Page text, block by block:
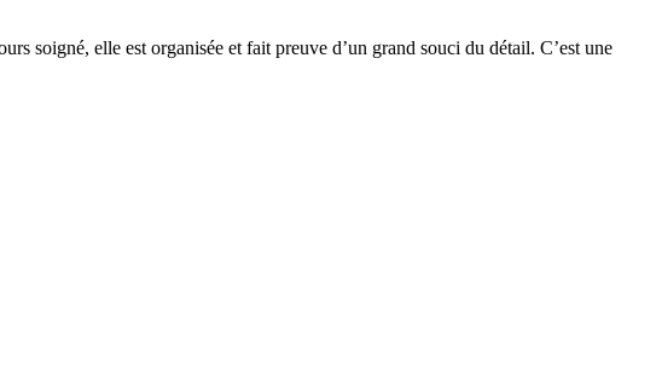
soigné, elle est organisée et fait preuve d’un grand souci du détail. C’est une